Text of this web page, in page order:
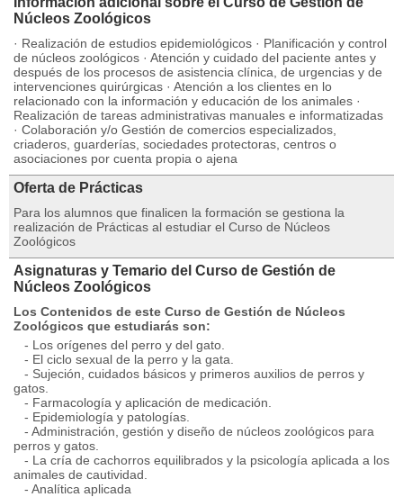
Núcleos Zoológicos
· Realización de estudios epidemiológicos · Planificación y control
de núcleos zoológicos · Atención y cuidado del paciente antes y
después de los procesos de asistencia clínica, de urgencias y de
intervenciones quirúrgicas · Atención a los clientes en lo
relacionado con la información y educación de los animales ·
Realización de tareas administrativas manuales e informatizadas
· Colaboración y/o Gestión de comercios especializados,
criaderos, guarderías, sociedades protectoras, centros o
asociaciones por cuenta propia o ajena
Oferta de Prácticas
Para los alumnos que finalicen la formación se gestiona la
realización de Prácticas al estudiar el Curso de Núcleos
Zoológicos
Asignaturas y Temario del Curso de Gestión de
Núcleos Zoológicos
Los Contenidos de este Curso de Gestión de Núcleos
Zoológicos que estudiarás son:
- Los orígenes del perro y del gato.
- El ciclo sexual de la perro y la gata.
- Sujeción, cuidados básicos y primeros auxilios de perros y
gatos.
- Farmacología y aplicación de medicación.
- Epidemiología y patologías.
- Administración, gestión y diseño de núcleos zoológicos para
perros y gatos.
- La cría de cachorros equilibrados y la psicología aplicada a los
animales de cautividad.
- Analítica aplicada